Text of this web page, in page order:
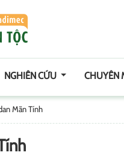
NGHIÊN CỨU CHUYÊN
Mãn Tính